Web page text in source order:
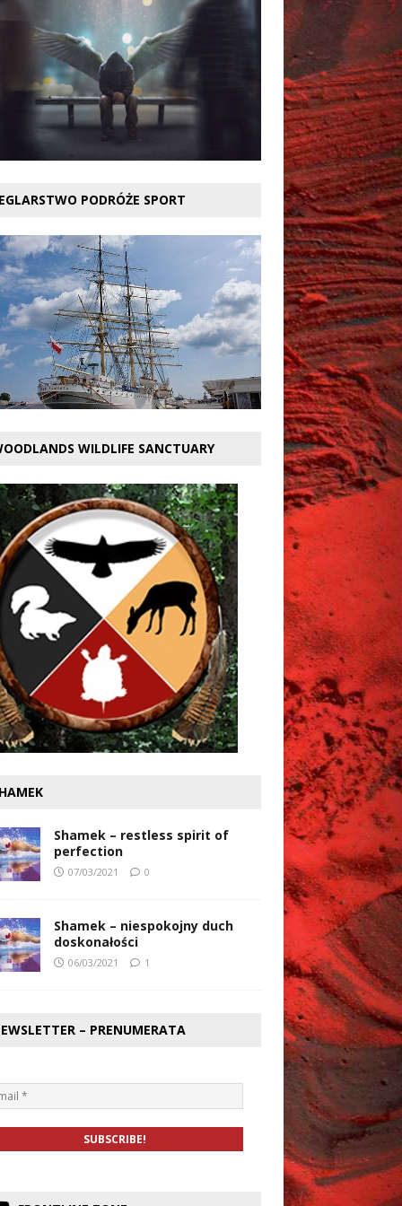
PODRÓŻE SPORT
WILDLIFE SANCTUARY
Shamek – restless spirit of
perfection
07/03/2021 0
Shamek – niespokojny duch
doskonałości
06/03/2021 1
– PRENUMERATA